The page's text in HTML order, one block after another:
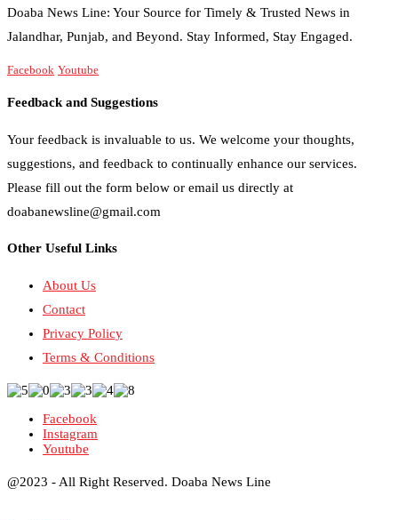
Doaba News Line: Your Source for Timely & Trusted News in
Jalandhar, Punjab, and Beyond. Stay Informed, Stay Engaged.
Facebook Youtube
Feedback and Suggestions
Your feedback is invaluable to us. We welcome your thoughts,
suggestions, and feedback to continually enhance our services.
Please fill out the form below or email us directly at
doabanewsline@gmail.com
Other Useful Links
About Us
Contact
Privacy Policy
Terms & Conditions
Facebook
Instagram
Youtube
@2023 - All Right Reserved. Doaba News Line